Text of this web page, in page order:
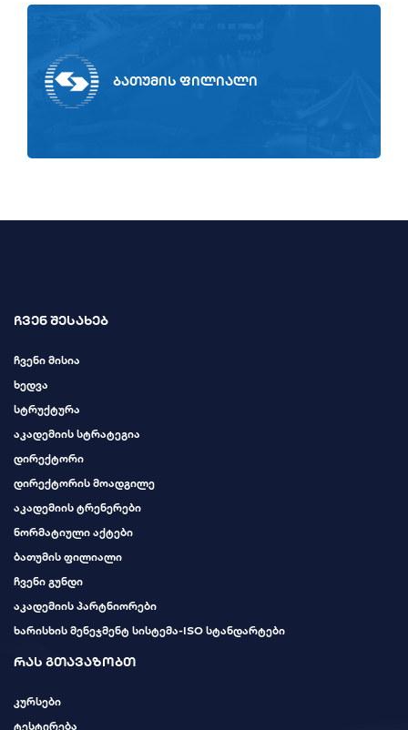
ბათუმის ფილიალი
ჩვენ შესახებ
ჩვენი მისია
ხედვა
სტრუქტურა
აკადემიის სტრატეგია
დირექტორი
დირექტორის მოადგილე
აკადემიის ტრენერები
ნორმატიული აქტები
ბათუმის ფილიალი
ჩვენი გუნდი
აკადემიის პარტნიორები
ხარისხის მენეჯმენტ სისტემა-ISO სტანდარტები
რას გთავაზობთ
კურსები
ტესტირება